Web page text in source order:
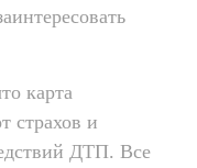
карта
страхов и
ДТП. Все